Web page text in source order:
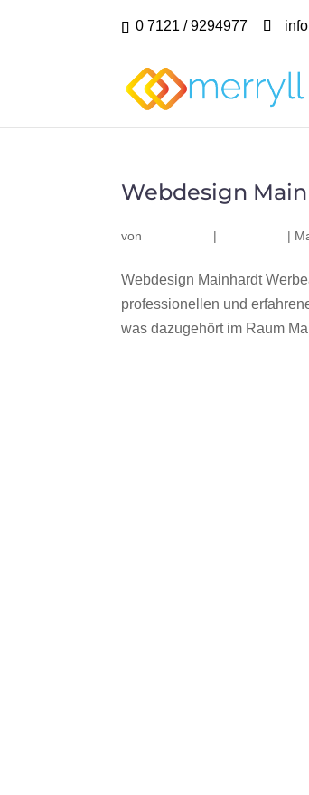
0 7121 / 9294977
Webdesign
von | |
Webdesign Mainhardt
professionellen und
was dazugehört im Raum